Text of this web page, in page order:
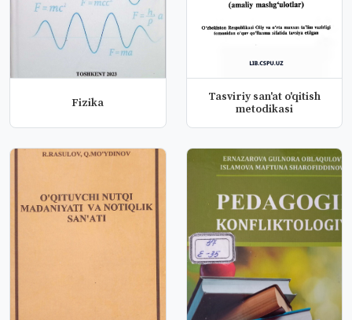
Fizika
Tasviriy san'at o'qitish
metodikasi